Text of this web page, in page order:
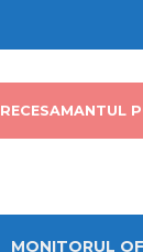
MONITORUL
RECESAMANTUL